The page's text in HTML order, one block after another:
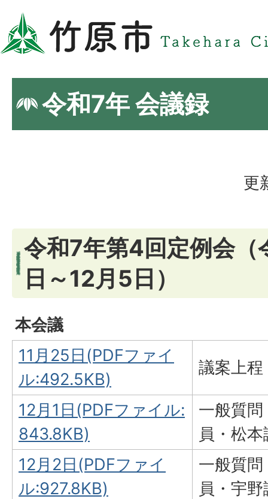
令和7年 会議録
更
令和7年第4回定例会（
日～12月5日）
本会議
11月25日(PDFファイ
ル:492.5KB)
議案上
12月1日(PDFファイル:
843.8KB)
一般質
員・松
12月2日(PDFファイ
ル:927.8KB)
一般質
員・宇